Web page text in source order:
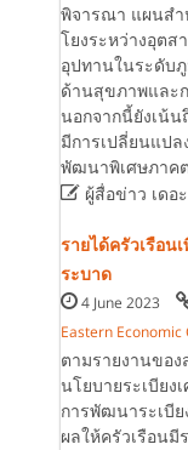
พิจารณา แผนสำ
โยงระหว่างอุต
อุปทานในระดับ
ด้านสุขภาพและ
นอกจากนี้ยังเน้น
มีการเปลี่ยนแป
พัฒนาพิเศษภาค
ผู้สื่อข่าว เดอ
รายได้ครัวเรือน
ระบาด
4 June 2023
Eastern
ตามรายงานขอ
นโยบายระเบียง
การพัฒนาระเบีย
ผลให้ครัวเรือน